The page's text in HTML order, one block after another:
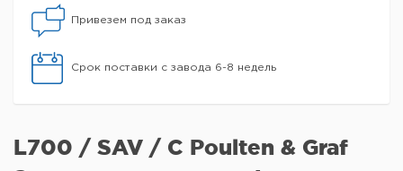
Привезем под заказ
Срок поставки с завода 6-8 недель
L700 / SAV / C Poulten & Graf